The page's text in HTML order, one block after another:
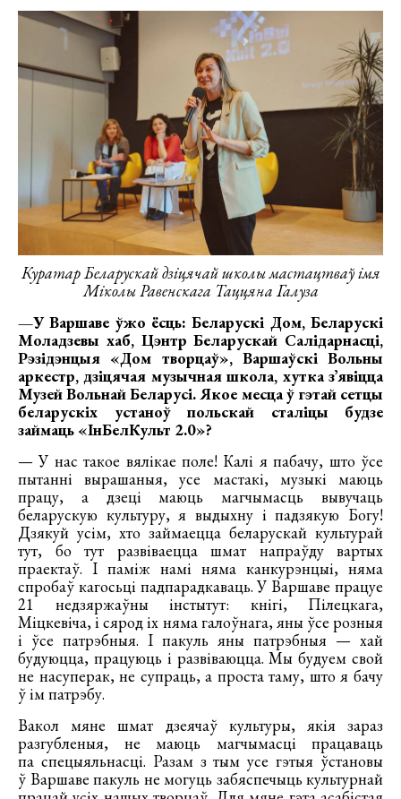
Куратар Беларускай дзіцячай школы мастацтваў імя
Міколы Равенскага Таццяна Галуза
—У Варшаве ўжо ёсць: Беларускі Дом, Беларускі
Моладзевы хаб, Цэнтр Беларускай Салідарнасці,
Рэзідэнцыя «Дом творцаў», Варшаўскі Вольны
аркестр, дзіцячая музычная школа, хутка зʼявіцца
Музей Вольнай Беларусі. Якое месца ў гэтай сетцы
беларускіх устаноў польскай сталіцы будзе
займаць «ІнБелКульт 2.0»?
— У нас такое вялікае поле! Калі я пабачу, што ўсе
пытанні вырашаныя, усе мастакі, музыкі маюць
працу, а дзеці маюць магчымасць вывучаць
беларускую культуру, я выдыхну і падзякую Богу!
Дзякуй усім, хто займаецца беларускай культурай
тут, бо тут развіваецца шмат напраўду вартых
праектаў. І паміж намі няма канкурэнцыі, няма
спробаў кагосьці падпарадкаваць. У Варшаве працуе
21 недзяржаўны інстытут: кнігі, Пілецкага,
Міцкевіча, і сярод іх няма галоўнага, яны ўсе розныя
і ўсе патрэбныя. І пакуль яны патрэбныя — хай
будуюцца, працуюць і развіваюцца. Мы будуем свой
не насуперак, не супраць, а проста таму, што я бачу
ў ім патрэбу.
Вакол мяне шмат дзеячаў культуры, якія зараз
разгубленыя, не маюць магчымасці працаваць
па спецыяльнасці. Разам з тым усе гэтыя ўстановы
ў Варшаве пакуль не могуць забяспечыць культурнай